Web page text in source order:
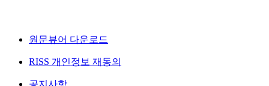
원문뷰어 다운로드
RISS 개인정보 재동의
공지사항